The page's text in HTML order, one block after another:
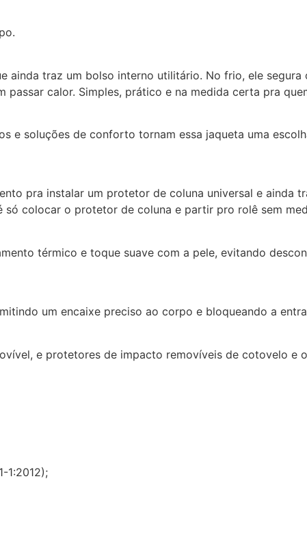
ainda traz um bolso interno utilitário. No frio, ele
calor. Simples, prático e na medida certa pra
e soluções de conforto tornam essa jaqueta uma
pra instalar um protetor de coluna universal e ainda
só colocar o protetor de coluna e partir pro rolê sem
térmico e toque suave com a pele, evitando
um encaixe preciso ao corpo e bloqueando a
e protetores de impacto removíveis de cotovelo e
1:2012);